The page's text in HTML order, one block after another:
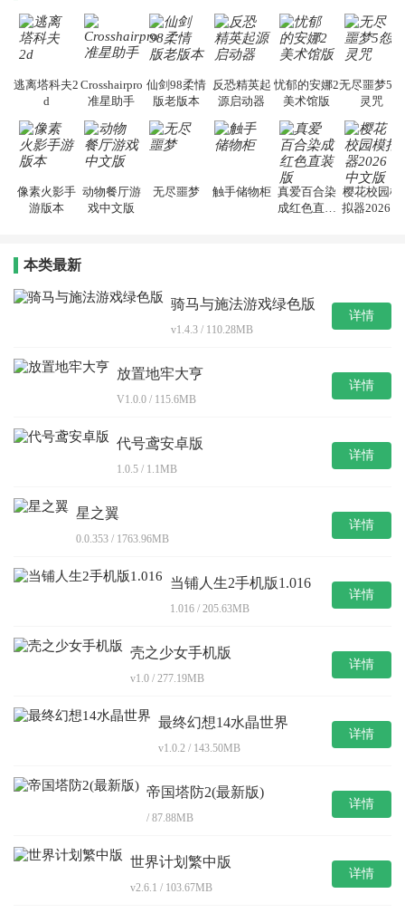
逃离塔科夫2
d
Crosshairpro
准星助手
仙剑98柔情
版老版本
反恐精英起
源启动器
忧郁的安娜2
美术馆版
无尽噩梦5怨
灵咒
像素火影手
游版本
动物餐厅游
戏中文版
无尽噩梦 触手储物柜 真爱百合染
成红色直装
樱花校园模
拟器2026中
本类最新
骑马与施法游戏绿色版
v1.4.3 / 110.28MB
详情
放置地牢大亨
V1.0.0 / 115.6MB
详情
代号鸢安卓版
1.0.5 / 1.1MB
详情
星之翼
0.0.353 / 1763.96MB
详情
当铺人生2手机版1.016
1.016 / 205.63MB
详情
壳之少女手机版
v1.0 / 277.19MB
详情
最终幻想14水晶世界
v1.0.2 / 143.50MB
详情
帝国塔防2(最新版)
/ 87.88MB
详情
世界计划繁中版
v2.6.1 / 103.67MB
详情